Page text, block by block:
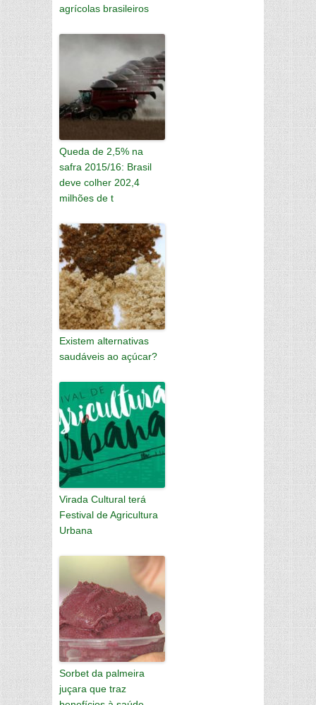
agrícolas brasileiros
Queda de 2,5% na
safra 2015/16: Brasil
deve colher 202,4
milhões de t
Existem alternativas
saudáveis ao açúcar?
Virada Cultural terá
Festival de Agricultura
Urbana
Sorbet da palmeira
juçara que traz